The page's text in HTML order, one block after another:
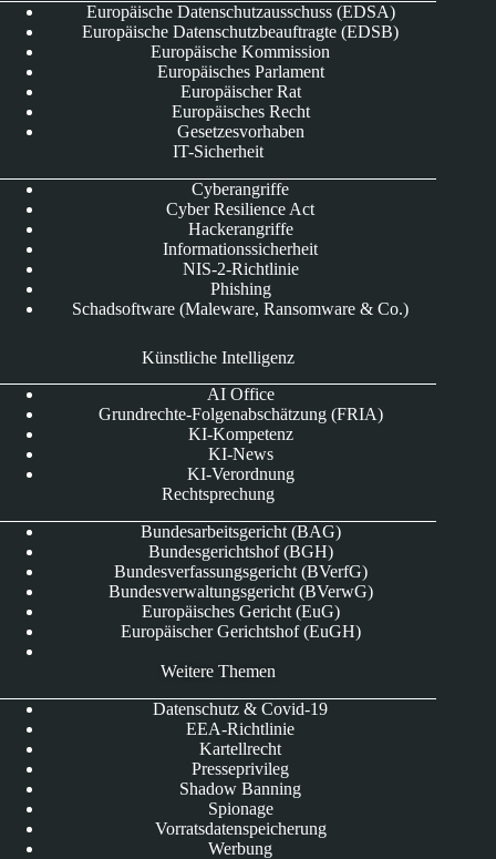
Europäische Datenschutzausschuss (EDSA)
Europäische Datenschutzbeauftragte (EDSB)
Europäische Kommission
Europäisches Parlament
Europäischer Rat
Europäisches Recht
Gesetzesvorhaben
IT-Sicherheit
Cyberangriffe
Cyber Resilience Act
Hackerangriffe
Informationssicherheit
NIS-2-Richtlinie
Phishing
Schadsoftware (Maleware, Ransomware & Co.)
Künstliche Intelligenz
AI Office
Grundrechte-Folgenabschätzung (FRIA)
KI-Kompetenz
KI-News
KI-Verordnung
Rechtsprechung
Bundesarbeitsgericht (BAG)
Bundesgerichtshof (BGH)
Bundesverfassungsgericht (BVerfG)
Bundesverwaltungsgericht (BVerwG)
Europäisches Gericht (EuG)
Europäischer Gerichtshof (EuGH)
Weitere Themen
Datenschutz & Covid-19
EEA-Richtlinie
Kartellrecht
Presseprivileg
Shadow Banning
Spionage
Vorratsdatenspeicherung
Werbung